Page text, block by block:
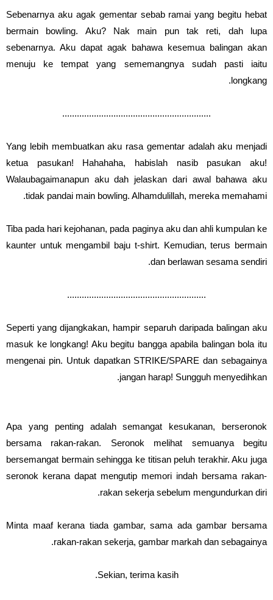
Sebenarnya aku agak gementar sebab ramai yang begitu hebat
bermain bowling. Aku? Nak main pun tak reti, dah lupa
sebenarnya. Aku dapat agak bahawa kesemua balingan akan
menuju ke tempat yang sememangnya sudah pasti iaitu
longkang.
.............................................................
Yang lebih membuatkan aku rasa gementar adalah aku menjadi
ketua pasukan! Hahahaha, habislah nasib pasukan aku!
Walaubagaimanapun aku dah jelaskan dari awal bahawa aku
tidak pandai main bowling. Alhamdulillah, mereka memahami.
Tiba pada hari kejohanan, pada paginya aku dan ahli kumpulan ke
kaunter untuk mengambil baju t-shirt. Kemudian, terus bermain
dan berlawan sesama sendiri.
.........................................................
Seperti yang dijangkakan, hampir separuh daripada balingan aku
masuk ke longkang! Aku begitu bangga apabila balingan bola itu
mengenai pin. Untuk dapatkan STRIKE/SPARE dan sebagainya
jangan harap! Sungguh menyedihkan.
Apa yang penting adalah semangat kesukanan, berseronok
bersama rakan-rakan. Seronok melihat semuanya begitu
bersemangat bermain sehingga ke titisan peluh terakhir. Aku juga
seronok kerana dapat mengutip memori indah bersama rakan-
rakan sekerja sebelum mengundurkan diri.
Minta maaf kerana tiada gambar, sama ada gambar bersama
rakan-rakan sekerja, gambar markah dan sebagainya.
Sekian, terima kasih.